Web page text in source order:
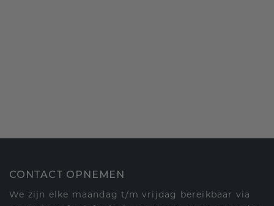
CONTACT OPNEMEN
We zijn elke maandag t/m vrijdag bereikbaar via